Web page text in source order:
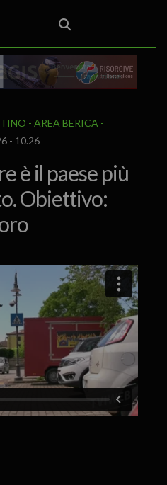
VICENZA E PROVINCIA
ATTUALITA’ POLITICA
– LIFESTYLE
CULTURA ARTE
FUORIPORTA EROTICO VICENTINO
- AREA BERICA
- 10.26
è il paese più
Obiettivo: